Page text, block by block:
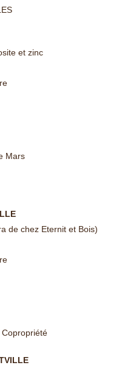
et zinc
Mars
de chez Eternit et Bois)
Copropriété